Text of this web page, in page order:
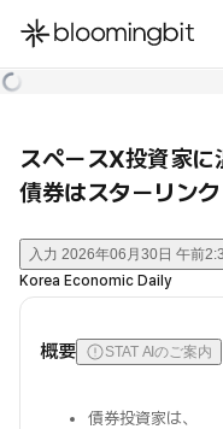
한국어
スペースX投資家に
債券はスターリン
入力 2026年06月30日 午前
Korea Economic Daily
概要 STAT AIのご案内
債券投資家は、